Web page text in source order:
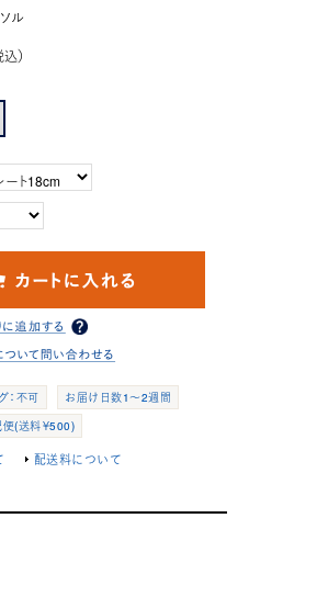
ル
）
：不可
お届け日数1～2週間
便(送料￥500)
配送料について